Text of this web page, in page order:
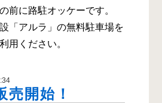
前に路駐オッケーです。
「アルラ」の無料駐車場を
用ください。
売開始！